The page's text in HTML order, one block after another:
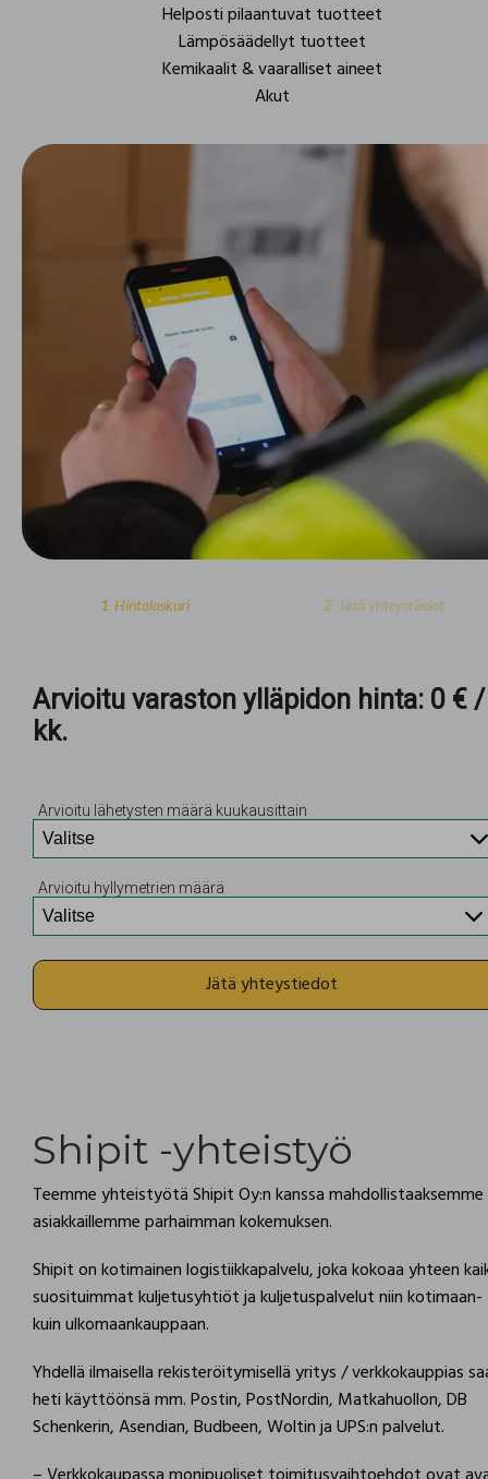
Helposti pilaantuvat tuotteet
Lämpösäädellyt tuotteet
Kemikaalit & vaaralliset aineet
Akut
1 Hintalaskuri 2 Jätä yhteystiedot
Arvioitu varaston ylläpidon hinta: 0 € /
kk.
Arvioitu lähetysten määrä kuukausittain
Arvioitu hyllymetrien määrä
Jätä yhteystiedot
Shipit -yhteistyö
Teemme yhteistyötä Shipit Oy:n kanssa mahdollistaaksemme
asiakkaillemme parhaimman kokemuksen.
Shipit on kotimainen logistiikkapalvelu, joka kokoaa yhteen
suosituimmat kuljetusyhtiöt ja kuljetuspalvelut niin kotimaan-
kuin ulkomaankauppaan.
Yhdellä ilmaisella rekisteröitymisellä yritys / verkkokauppias
heti käyttöönsä mm. Postin, PostNordin, Matkahuollon, DB
Schenkerin, Asendian, Budbeen, Woltin ja UPS:n palvelut.